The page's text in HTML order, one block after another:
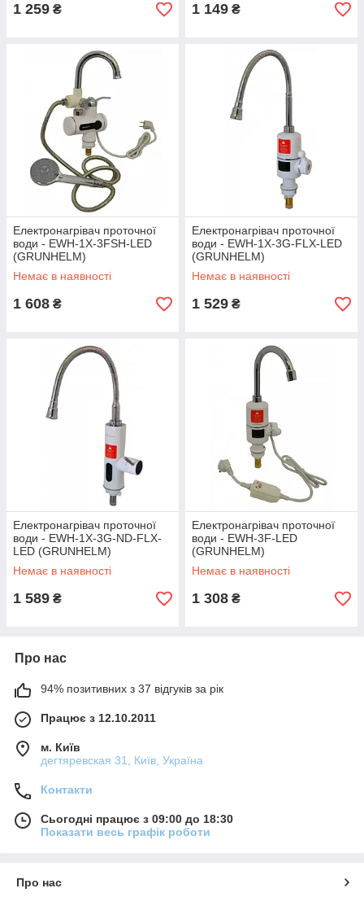
1 259 ₴ 1 149 ₴
Електронагрівач проточної
води - EWH-1X-3FSH-LED
(GRUNHELM)
Немає в наявності
1 608 ₴
Електронагрівач проточної
води - EWH-1X-3G-FLX-LED
(GRUNHELM)
Немає в наявності
1 529 ₴
Електронагрівач проточної
води - EWH-1X-3G-ND-FLX-
LED (GRUNHELM)
Немає в наявності
1 589 ₴
Електронагрівач проточної
води - EWH-3F-LED
(GRUNHELM)
Немає в наявності
1 308 ₴
Про нас
94% позитивних з 37 відгуків за рік
Працює з 12.10.2011
м. Київ
дегтяревская 31, Київ, Україна
Контакти
Сьогодні працює з 09:00 до 18:30
Показати весь графік роботи
Про нас